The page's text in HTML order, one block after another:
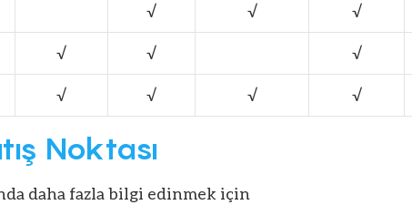
√ √ √
√ √ √
√ √ √ √
Noktası
daha fazla bilgi edinmek için